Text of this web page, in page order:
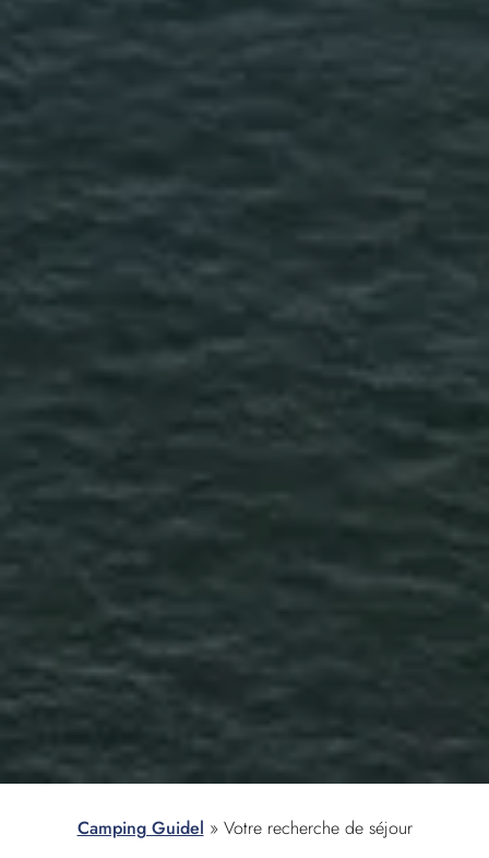
Camping Guidel » Votre recherche de séjour